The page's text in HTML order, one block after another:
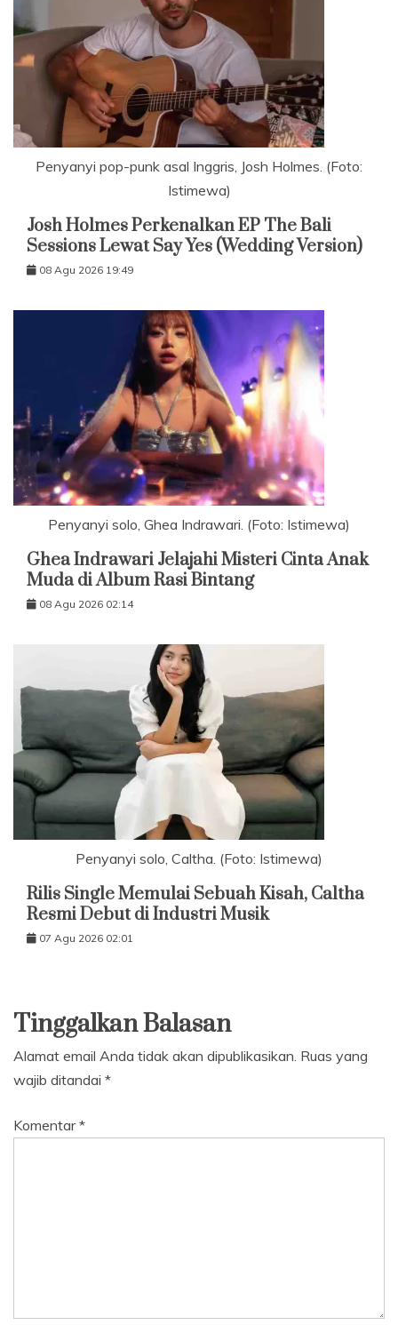
Penyanyi pop-punk asal Inggris, Josh Holmes. (Foto:
Istimewa)
Josh Holmes Perkenalkan EP The Bali
Sessions Lewat Say Yes (Wedding Version)
08 Agu 2026 19:49
Penyanyi solo, Ghea Indrawari. (Foto: Istimewa)
Ghea Indrawari Jelajahi Misteri Cinta Anak
Muda di Album Rasi Bintang
08 Agu 2026 02:14
Penyanyi solo, Caltha. (Foto: Istimewa)
Rilis Single Memulai Sebuah Kisah, Caltha
Resmi Debut di Industri Musik
07 Agu 2026 02:01
Tinggalkan Balasan
Alamat email Anda tidak akan dipublikasikan. Ruas yang
wajib ditandai *
Komentar*